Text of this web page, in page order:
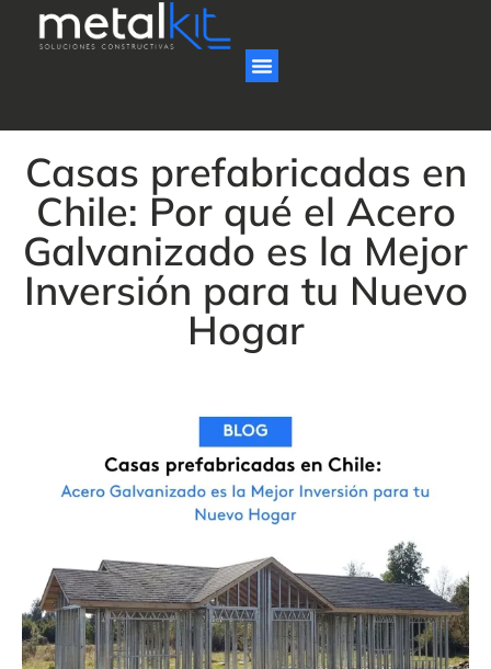
Casas prefabricadas en
Chile: Por qué el Acero
Galvanizado es la Mejor
Inversión para tu Nuevo
Hogar